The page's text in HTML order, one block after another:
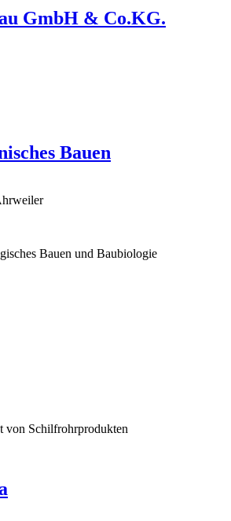
GmbH & Co.KG.
Bauen
Bauen und Baubiologie
von Schilfrohrprodukten